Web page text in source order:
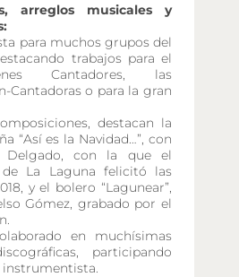
arreglos musicales y
para muchos grupos del
trabajos para el
Cantadores, las
Cantadoras o para la gran
destacan la
“Así es la Navidad…”, con
con la que el
La Laguna felicitó las
y el bolero “Lagunear”,
Gómez, grabado por el
en muchísimas
participando